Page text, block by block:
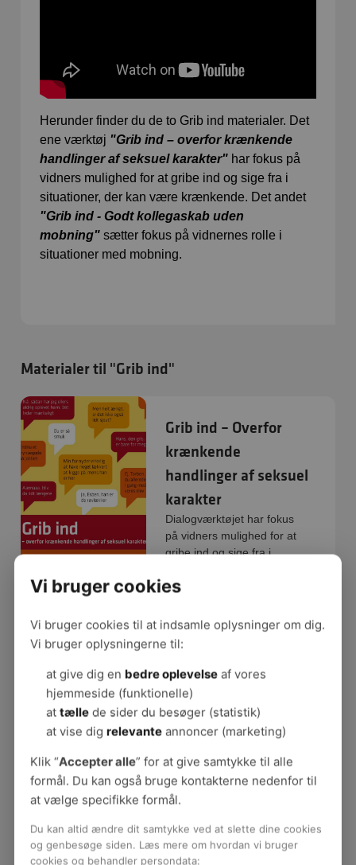
Herunder finder du de to Grib ind materialer. Det
ene værktøj "Grib ind – overfor krænkende
handlinger af seksuel karakter" har fokus på
vidners mulighed for at gribe ind og sige fra i
situationer, der kan være krænkende. Det andet
"Grib ind - Godt kollegaskab uden
mobning" sætter fokus på vidnernes rolle i
situationer med mobning.
Materialer til "Grib ind"
Grib ind – Overfor
krænkende
handlinger af seksuel
karakter
Dialogværktøjet har fokus
på vidners mulighed for at
gribe ind og sige fra i
krænkende.
Grib ind - Godt
kollegaskab uden
mobning
”Grib ind – Godt
kollegaskab uden
som sætter fokus på
vidnernes rolle i situationer
med mobning.
Vi bruger cookies
Vi bruger cookies til at indsamle oplysninger om dig.
Vi bruger oplysningerne til:
at give dig en bedre oplevelseaf vores
hjemmeside (funktionelle)
at tællede sider du besøger (statistik)
at vise dig relevanteannoncer (marketing)
Klik “Accepter alle” for at give samtykke til alle
formål. Du kan også bruge kontakterne nedenfor til
at vælge specifikke formål.
Du kan altid ændre dit samtykke ved at slette dine cookies
og genbesøge siden. Læs mere om hvordan vi bruger
cookies og behandler persondata: